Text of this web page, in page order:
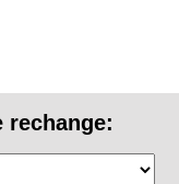
rechange: